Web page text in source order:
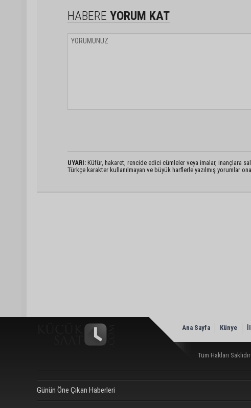
HABERE YORUM KAT
UYARI: Küfür, hakaret, rencide edici cümleler veya imalar, inançlara
Türkçe karakter kullanılmayan ve büyük harflerle yazılmış yorumlar
Ana Sayfa Künye
Tüm Hakları
Günün Öne Çıkan Haberleri